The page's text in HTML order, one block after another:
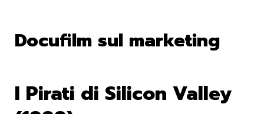
Docufilm sul marketing
I Pirati di Silicon Valley